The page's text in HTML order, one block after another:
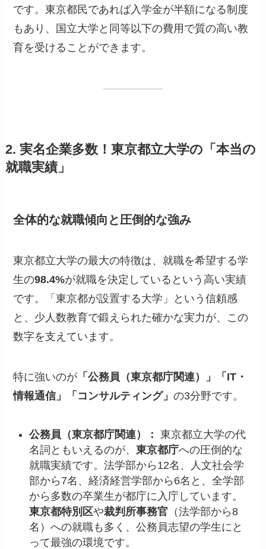
です。東京都民であれば入学金が半額になる制度
もあり、国立大学と同等以下の費用で質の高い教
育を受けることができます。
2. 実名企業多数！東京都立大学の「本当の
就職実績」
全体的な就職傾向と圧倒的な強み
東京都立大学の最大の特徴は、就職を希望する学
生の98.4%が就職を決定しているという高い実績
です。「東京都が設置する大学」という信頼感
と、少人数教育で鍛えられた確かな実力が、この
数字を支えています。
特に強いのが 「公務員（東京都庁関連）」「IT・
情報通信」「コンサルティング」の3分野です。
公務員（東京都庁関連）： 東京都立大学の代
名詞ともいえるのが、東京都庁への圧倒的な
就職実績です。法学部から12名、人文社会学
部から7名、経済経営学部から6名と、全学部
から多数の卒業生が都庁に入庁しています。
東京都特別区や裁判所事務官 （法学部から8
名）への就職も多く、公務員志望の学生にと
って最強の環境です。